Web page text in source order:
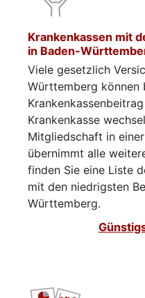
Krankenkassen mit
in Baden-
Viele gesetzlich
Württemberg können
Krankenkasse
Mitgliedschaft in
übernimmt alle
finden Sie eine Liste
mit den niedrigsten
Württemberg.